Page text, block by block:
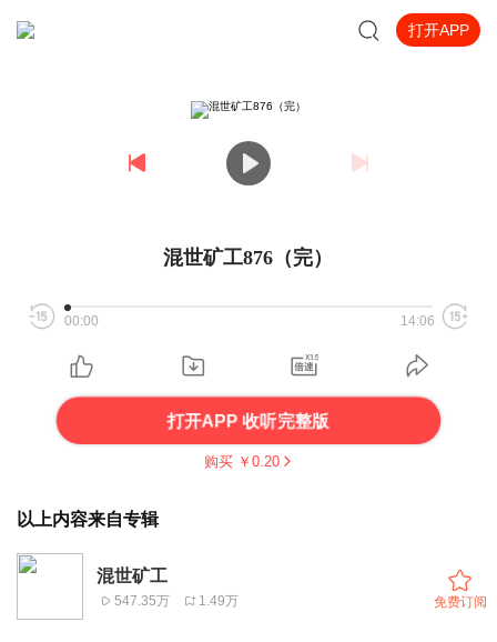
打开APP
混世矿工876（完）
00:00 14:06
打开APP 收听完整版
购买 ￥ 0.20
以上内容来自专辑
混世矿工
547.35万 1.49万 免费订阅